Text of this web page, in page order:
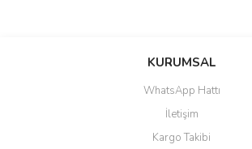
Bu ürüne ilk yorumu siz yapın!
Yorum Yaz
Ürün resmi kalitesiz, bozuk veya
Ürün açıklamasında eksik bilgiler bulunuyor.
KURUMSAL
WhatsApp Hattı
İletişim
Kargo Takibi